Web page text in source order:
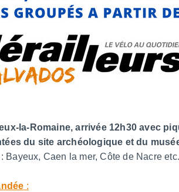
la-Romaine, arrivée 12h30 avec
du site archéologique et du
Bayeux, Caen la mer, Côte de Nacre
: